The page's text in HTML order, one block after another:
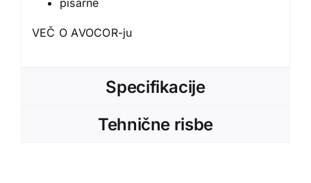
VEČ O AVOCOR-ju
Specifikacije
Tehnične risbe